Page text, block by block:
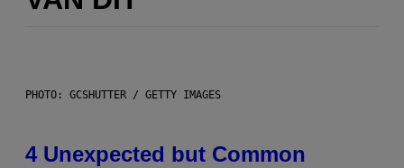
PHOTO: GCSHUTTER / GETTY IMAGES
4 Unexpected but Common